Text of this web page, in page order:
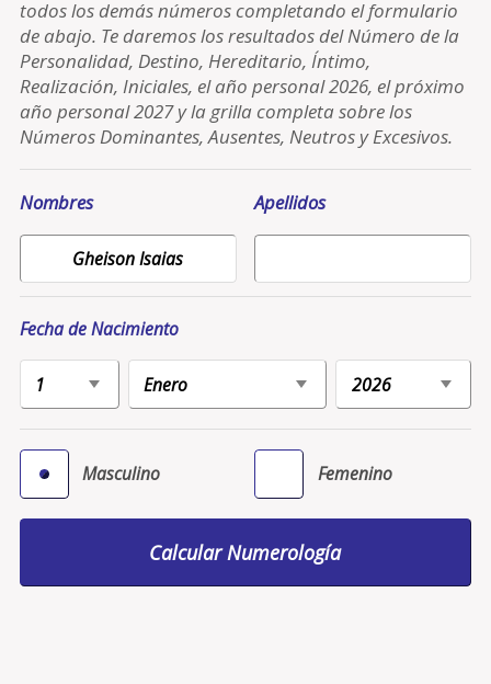
todos los demás números completando el formulario
de abajo. Te daremos los resultados del Número de la
Personalidad, Destino, Hereditario, Íntimo,
Realización, Iniciales, el año personal 2026, el próximo
año personal 2027 y la grilla completa sobre los
Números Dominantes, Ausentes, Neutros y Excesivos.
Nombres Apellidos
Fecha de Nacimiento
Masculino Femenino